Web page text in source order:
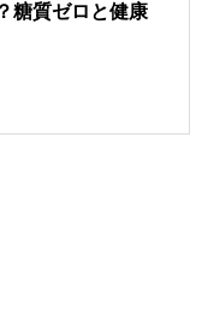
糖質ゼロと健康